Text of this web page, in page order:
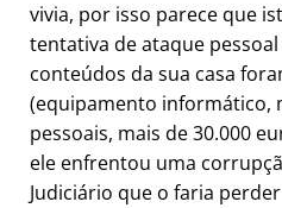
vivia, por isso parece que
tentativa de ataque
conteúdos da sua casa
(equipamento informático,
pessoais, mais de 30.000
ele enfrentou uma
Judiciário que o faria